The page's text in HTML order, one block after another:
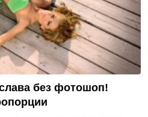
без фотошоп!